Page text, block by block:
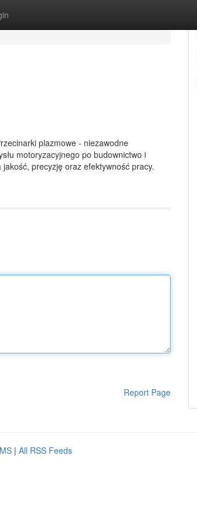
plazmowe - niezawodne
motoryzacyjnego po budownictwo i
precyzję oraz efektywność pracy.
Report Page
| All RSS Feeds